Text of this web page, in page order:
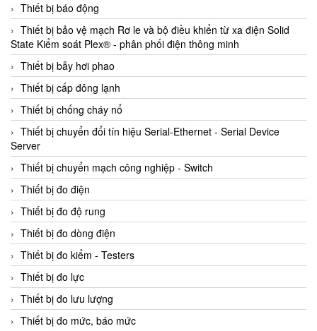
Thiết bị báo động
Thiết bị bảo vệ mạch Rơ le và bộ điều khiển từ xa điện Solid
State Kiểm soát Plex® - phân phối điện thông minh
Thiết bị bẫy hơi phao
Thiết bị cấp đông lạnh
Thiết bị chống cháy nổ
Thiết bị chuyển đổi tín hiệu Serial-Ethernet - Serial Device
Server
Thiết bị chuyển mạch công nghiệp - Switch
Thiết bị đo điện
Thiết bị đo độ rung
Thiết bị đo dòng điện
Thiết bị đo kiểm - Testers
Thiết bị đo lực
Thiết bị đo lưu lượng
Thiết bị đo mức, báo mức